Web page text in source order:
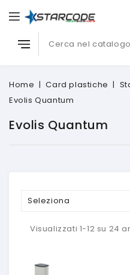
Home Card plastiche
Evolis Quantum
Evolis Quantum
Seleziona
Visualizzati 1-12 su 24